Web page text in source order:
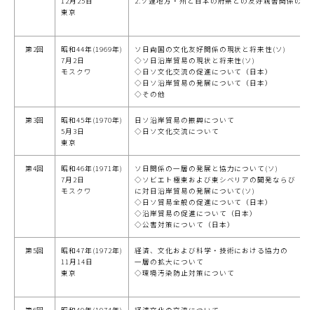
東京
第2回
昭和44年(1969年)
7月2日
モスクワ
ソ日両国の文化友好関係の現状と将来性(ソ)
◇ソ日沿岸貿易の現状と将来性(ソ)
◇日ソ文化交流の促進について（日本）
◇日ソ沿岸貿易の発展について（日本）
◇その他
第3回
昭和45年(1970年)
5月3日
東京
日ソ沿岸貿易の振興について
◇日ソ文化交流について
第4回
昭和46年(1971年)
7月2日
モスクワ
ソ日関係の一層の発展と協力について(ソ)
◇ソビエト極東および東シベリアの開発ならび
に対日沿岸貿易の発展について(ソ)
◇日ソ貿易全般の促進について（日本）
◇沿岸貿易の促進について（日本）
◇公害対策について（日本）
第5回
昭和47年(1972年)
11月14日
東京
経済、文化および科学・技術における協力の
一層の拡大について
◇環境汚染防止対策について